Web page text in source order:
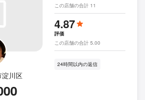
淀川区
この店舗の合計 11
4.87
評価
この店舗の合計 5.00
24時間以内の返信